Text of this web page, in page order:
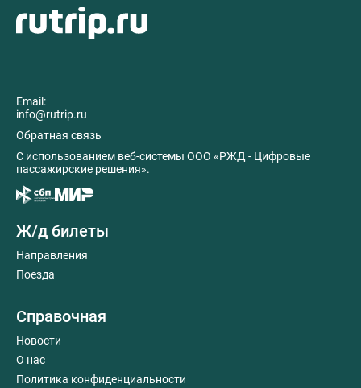
Email:
info@rutrip.ru
Обратная связь
C использованием веб-системы ООО «РЖД - Цифровые
пассажирские решения».
Ж/д билеты
Направления
Поезда
Справочная
Новости
О нас
Политика конфиденциальности